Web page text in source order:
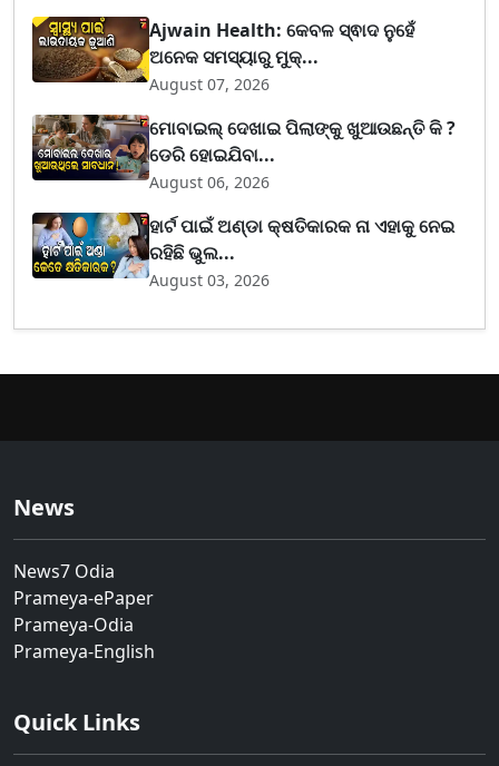
Ajwain Health: କେବଳ ସ୍ଵାଦ ନୁହେଁ
ଅନେକ ସମସ୍ୟାରୁ ମୁକ୍...
August 07, 2026
ମୋବାଇଲ୍ ଦେଖାଇ ପିଲାଙ୍କୁ ଖୁଆଉଛନ୍ତି କି ?
ଡେରି ହୋଇଯିବା...
August 06, 2026
ହାର୍ଟ ପାଇଁ ଅଣ୍ଡା କ୍ଷତିକାରକ ନା ଏହାକୁ ନେଇ
ରହିଛି ଭୁଲ...
August 03, 2026
News
News7 Odia
Prameya-ePaper
Prameya-Odia
Prameya-English
Quick Links